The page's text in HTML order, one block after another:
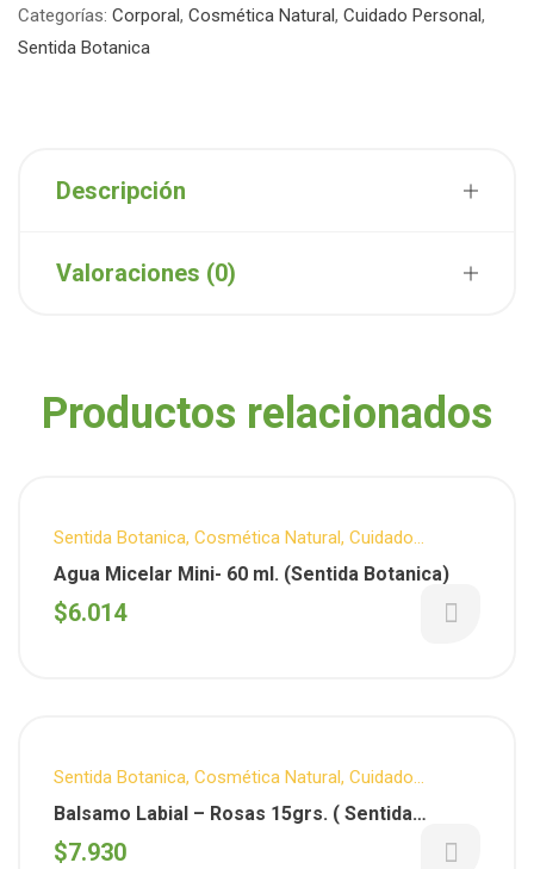
Categorías: Corporal, Cosmética Natural, Cuidado Personal,
Sentida Botanica
Descripción
Valoraciones (0)
Productos relacionados
Sentida Botanica, Cosmética Natural, Cuidado
Personal,Facial
Agua Micelar Mini- 60 ml. (Sentida Botanica)
$6.014
Sentida Botanica, Cosmética Natural, Cuidado
Personal
Balsamo Labial – Rosas 15grs. ( Sentida
Botanica)
$7.930